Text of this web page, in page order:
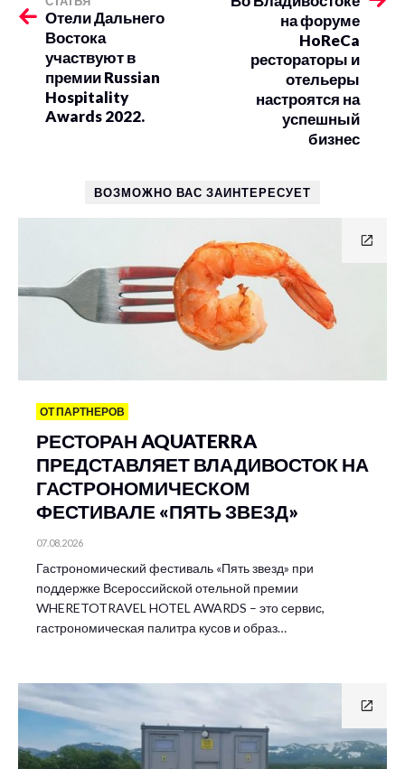
Отели Дальнего
Востока
участвуют в
премии Russian
Hospitality
Awards 2022.
на форуме
HoReCa
рестораторы и
отельеры
настроятся на
успешный
бизнес
ВОЗМОЖНО ВАС ЗАИНТЕРЕСУЕТ
ОТ ПАРТНЕРОВ
РЕСТОРАН AQUATERRA
ПРЕДСТАВЛЯЕТ ВЛАДИВОСТОК НА
ГАСТРОНОМИЧЕСКОМ
ФЕСТИВАЛЕ «ПЯТЬ ЗВЕЗД»
07.08.2026
Гастрономический фестиваль «Пять звезд» при
поддержке Всероссийской отельной премии
WHERETOTRAVEL HOTEL AWARDS – это сервис,
гастрономическая палитра кусов и образ…